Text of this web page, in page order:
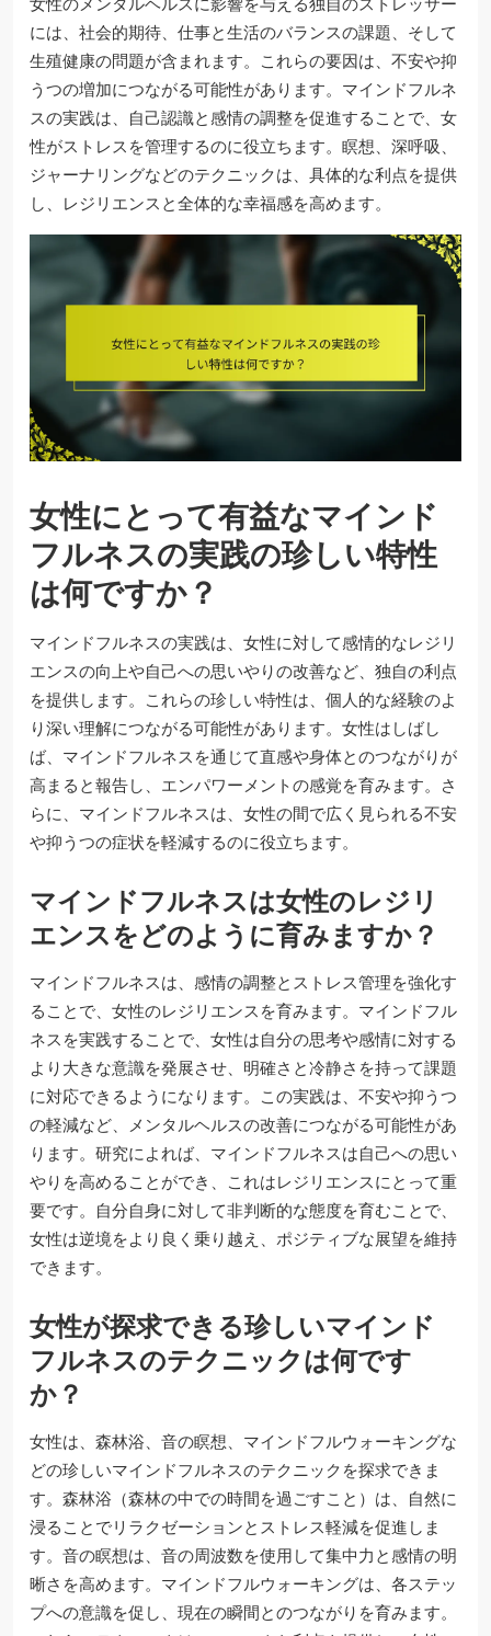
には、社会的期待、仕事と生活のバランスの課題、そして
生殖健康の問題が含まれます。これらの要因は、不安や抑
うつの増加につながる可能性があります。マインドフルネ
スの実践は、自己認識と感情の調整を促進することで、女
性がストレスを管理するのに役立ちます。瞑想、深呼吸、
ジャーナリングなどのテクニックは、具体的な利点を提供
し、レジリエンスと全体的な幸福感を高めます。
女性にとって有益なマインド
フルネスの実践の珍しい特性
は何ですか？
マインドフルネスの実践は、女性に対して感情的なレジリ
エンスの向上や自己への思いやりの改善など、独自の利点
を提供します。これらの珍しい特性は、個人的な経験のよ
り深い理解につながる可能性があります。女性はしばし
ば、マインドフルネスを通じて直感や身体とのつながりが
高まると報告し、エンパワーメントの感覚を育みます。さ
らに、マインドフルネスは、女性の間で広く見られる不安
や抑うつの症状を軽減するのに役立ちます。
マインドフルネスは女性のレジリ
エンスをどのように育みますか？
マインドフルネスは、感情の調整とストレス管理を強化す
ることで、女性のレジリエンスを育みます。マインドフル
ネスを実践することで、女性は自分の思考や感情に対する
より大きな意識を発展させ、明確さと冷静さを持って課題
に対応できるようになります。この実践は、不安や抑うつ
の軽減など、メンタルヘルスの改善につながる可能性があ
ります。研究によれば、マインドフルネスは自己への思い
やりを高めることができ、これはレジリエンスにとって重
要です。自分自身に対して非判断的な態度を育むことで、
女性は逆境をより良く乗り越え、ポジティブな展望を維持
できます。
女性が探求できる珍しいマインド
フルネスのテクニックは何です
か？
女性は、森林浴、音の瞑想、マインドフルウォーキングな
どの珍しいマインドフルネスのテクニックを探求できま
す。森林浴（森林の中での時間を過ごすこと）は、自然に
浸ることでリラクゼーションとストレス軽減を促進しま
す。音の瞑想は、音の周波数を使用して集中力と感情の明
晰さを高めます。マインドフルウォーキングは、各ステッ
プへの意識を促し、現在の瞬間とのつながりを育みます。